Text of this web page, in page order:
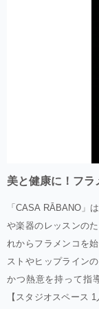
美と健康に！フラ
「CASA RĀBANO」
や楽器のレッスンの
れからフラメンコを
ストやヒップライン
かつ熱意を持って指
【スタジオスペース